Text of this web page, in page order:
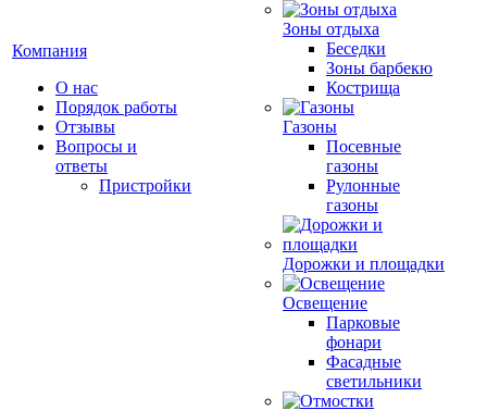
Компания
О нас
Порядок работы
Отзывы
Вопросы и
ответы
Пристройки
Зоны отдыха
Беседки
Зоны барбекю
Кострища
Газоны
Посевные
газоны
Рулонные
газоны
Дорожки и площадки
Освещение
Парковые
фонари
Фасадные
светильники